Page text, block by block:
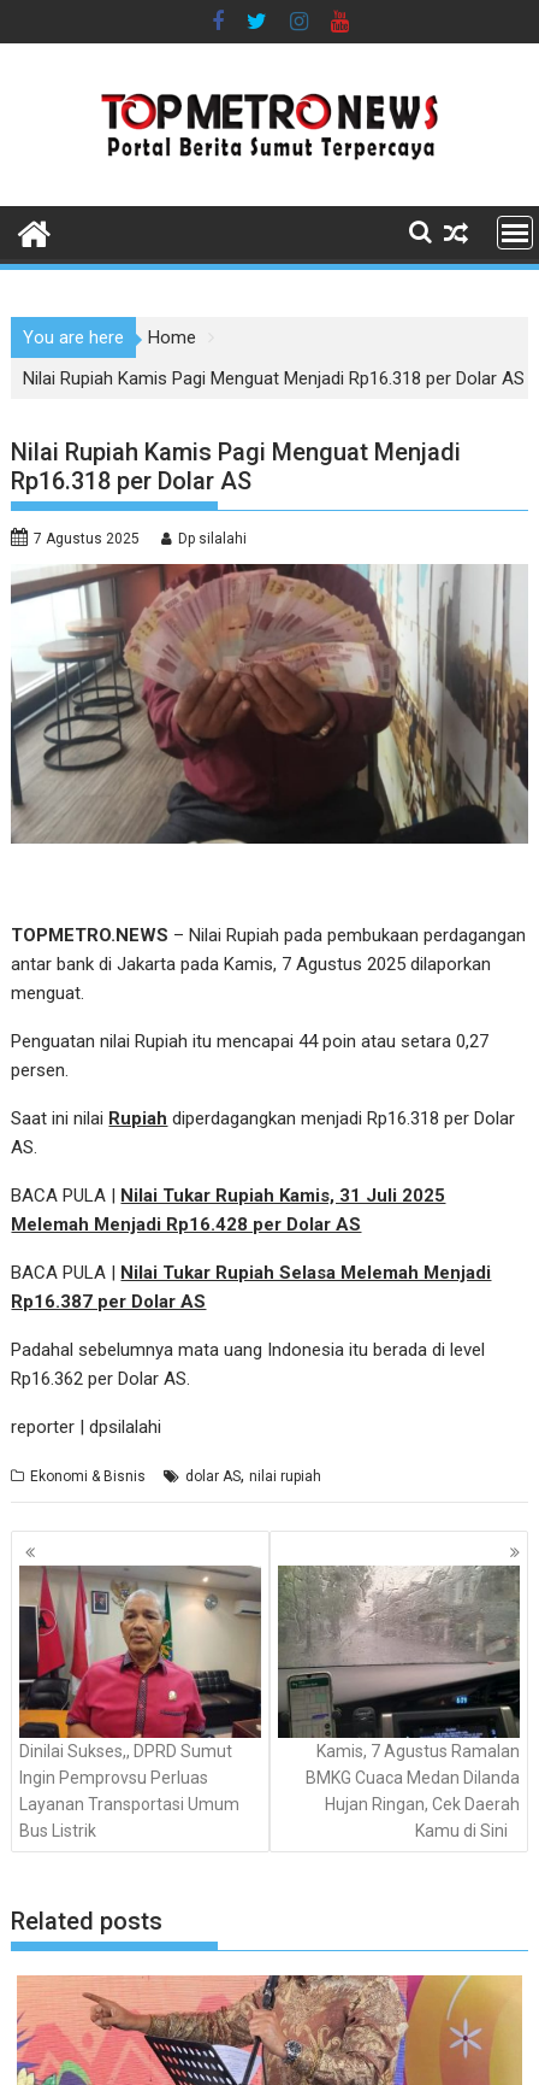
to
You are here
Home
Nilai Rupiah Kamis Pagi Menguat Menjadi Rp16.318 per Dolar AS
Nilai Rupiah Kamis Pagi Menguat Menjadi
Rp16.318 per Dolar AS
7 Agustus 2025 Dp silalahi
TOPMETRO.NEWS – Nilai Rupiah pada pembukaan perdagangan
antar bank di Jakarta pada Kamis, 7 Agustus 2025 dilaporkan
menguat.
Penguatan nilai Rupiah itu mencapai 44 poin atau setara 0,27
persen.
Saat ini nilai Rupiah diperdagangkan menjadi Rp16.318 per Dolar
AS.
BACA PULA | Nilai Tukar Rupiah Kamis, 31 Juli 2025
Melemah Menjadi Rp16.428 per Dolar AS
BACA PULA | Nilai Tukar Rupiah Selasa Melemah Menjadi
Rp16.387 per Dolar AS
Padahal sebelumnya mata uang Indonesia itu berada di level
Rp16.362 per Dolar AS.
reporter | dpsilalahi
Ekonomi & Bisnis dolar AS,nilai rupiah
Navigasi
pos
Dinilai Sukses,, DPRD Sumut
Ingin Pemprovsu Perluas
Layanan Transportasi Umum
Bus Listrik
Kamis, 7 Agustus Ramalan
BMKG Cuaca Medan Dilanda
Hujan Ringan, Cek Daerah
Kamu di Sini
Related posts